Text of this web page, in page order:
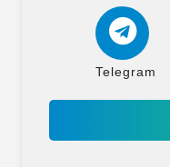
Telegram